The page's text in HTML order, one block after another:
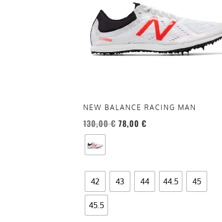
NEW BALANCE RACING MAN
130,00€ 78,00 €
42 43 44 44.5 45
45.5
varianti.
opzioni
possono
essere
del
prodotto